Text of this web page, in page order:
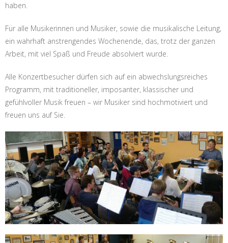
haben.
Für alle Musikerinnen und Musiker, sowie die musikalische Leitung,
ein wahrhaft anstrengendes Wochenende, das, trotz der ganzen
Arbeit, mit viel Spaß und Freude absolviert wurde.
Alle Konzertbesucher dürfen sich auf ein abwechslungsreiches
Programm, mit traditioneller, imposanter, klassischer und
gefühlvoller Musik freuen – wir Musiker sind hochmotiviert und
freuen uns auf Sie.